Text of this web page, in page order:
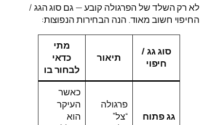
לא רק השלד של הפרגולה קובע — גם סוג הגג /
החיפוי חשוב מאוד. הנה הבחירות הנפוצות:
סוג גג /
חיפוי
תיאור
מתי
כדאי
לבחור בו
גג פתוח
פרגולה
“צל”
כאשר
העיקר
הוא